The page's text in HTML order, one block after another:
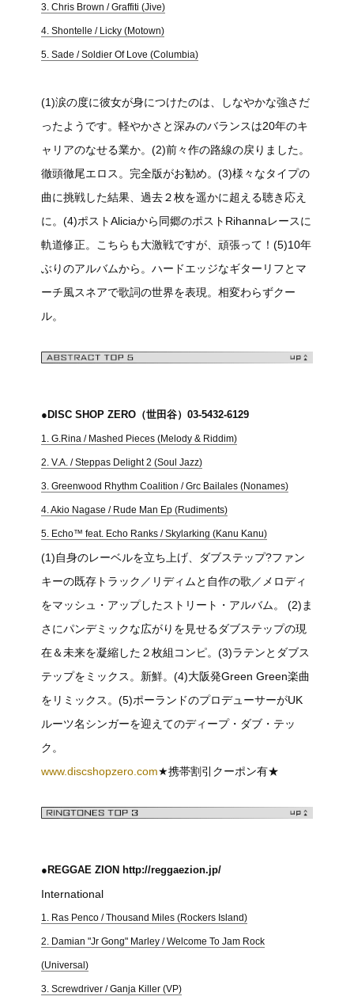
3. Chris Brown / Graffiti (Jive)
4. Shontelle / Licky (Motown)
5. Sade / Soldier Of Love (Columbia)
(1)涙の度に彼女が身につけたのは、しなやかな強さだ
ったようです。軽やかさと深みのバランスは20年のキ
ャリアのなせる業か。(2)前々作の路線の戻りました。
徹頭徹尾エロス。完全版がお勧め。(3)様々なタイプの
曲に挑戦した結果、過去２枚を遥かに超える聴き応え
に。(4)ポストAliciaから同郷のポストRihannaレースに
軌道修正。こちらも大激戦ですが、頑張って！(5)10年
ぶりのアルバムから。ハードエッジなギターリフとマ
ーチ風スネアで歌詞の世界を表現。相変わらずクー
ル。
●DISC SHOP ZERO（世田谷）03-5432-6129
1. G.Rina / Mashed Pieces (Melody & Riddim)
2. V.A. / Steppas Delight 2 (Soul Jazz)
3. Greenwood Rhythm Coalition / Grc Bailales (Nonames)
4. Akio Nagase / Rude Man Ep (Rudiments)
5. Echo™ feat. Echo Ranks / Skylarking (Kanu Kanu)
(1)自身のレーベルを立ち上げ、ダブステップ?ファン
キーの既存トラック／リディムと自作の歌／メロディ
をマッシュ・アップしたストリート・アルバム。 (2)ま
さにパンデミックな広がりを見せるダブステップの現
在＆未来を凝縮した２枚組コンピ。(3)ラテンとダブス
テップをミックス。新鮮。(4)大阪発Green Green楽曲
をリミックス。(5)ポーランドのプロデューサーがUK
ルーツ名シンガーを迎えてのディープ・ダブ・テッ
ク。
www.discshopzero.com★携帯割引クーポン有★
●REGGAE ZION http://reggaezion.jp/
International
1. Ras Penco / Thousand Miles (Rockers Island)
2. Damian "Jr Gong" Marley / Welcome To Jam Rock
(Universal)
3. Screwdriver / Ganja Killer (VP)